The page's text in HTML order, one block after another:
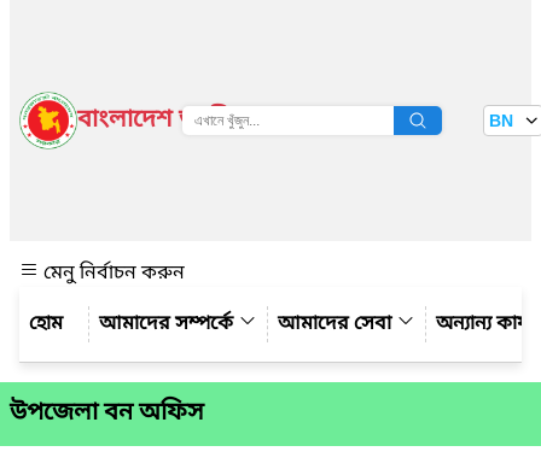
বাংলাদেশ জাতীয় তথ্য বাতায়ন BN
মেনু নির্বাচন করুন
আমাদের সম্পর্কে
আমাদের সেবা অন্যান্য
উপজেলা বন অফিস